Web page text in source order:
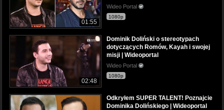
01:55
Wideo Portal
1080p
02:48
Dominik Doliński o stereotypach
dotyczących Romów, Kayah i swojej
misji | Wideoportal
Wideo Portal
1080p
Odkryłem SUPER TALENT! Poznajcie
Dominika Dolińskiego | Wideoportal